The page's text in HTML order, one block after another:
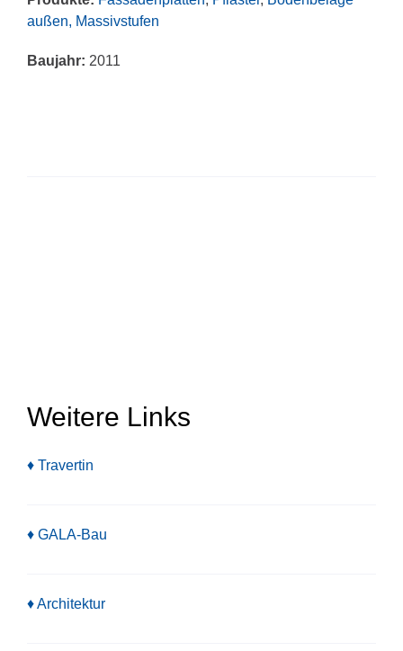
außen, Massivstufen
Baujahr: 2011
Weitere Links
♦ Travertin
♦ GALA-Bau
♦Architektur